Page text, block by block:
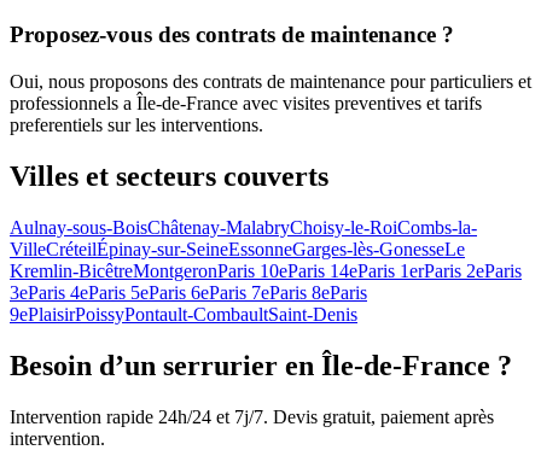
Proposez-vous des contrats de maintenance ?
Oui, nous proposons des contrats de maintenance pour particuliers et
professionnels a Île-de-France avec visites preventives et tarifs
preferentiels sur les interventions.
Villes et secteurs couverts
Aulnay-sous-BoisChâtenay-MalabryChoisy-le-RoiCombs-la-
VilleCréteilÉpinay-sur-SeineEssonneGarges-lès-GonesseLe
Kremlin-BicêtreMontgeronParis 10eParis 14eParis 1erParis 2eParis
3eParis 4eParis 5eParis 6eParis 7eParis 8eParis
9ePlaisirPoissyPontault-CombaultSaint-Denis
Besoin d’un serrurier en Île-de-France ?
Intervention rapide 24h/24 et 7j/7. Devis gratuit, paiement après
intervention.